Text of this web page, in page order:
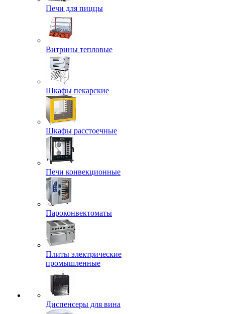
Печи для пиццы
Витрины тепловые
Шкафы пекарские
Шкафы расстоечные
Печи конвекционные
Пароконвектоматы
Плиты электрические
промышленные
Диспенсеры для вина